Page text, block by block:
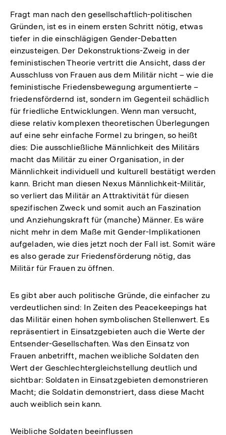
Fragt man nach den gesellschaftlich-politischen
Gründen, ist es in einem ersten Schritt nötig, etwas
tiefer in die einschlägigen Gender-Debatten
einzusteigen. Der Dekonstruktions-Zweig in der
feministischen Theorie vertritt die Ansicht, dass der
Ausschluss von Frauen aus dem Militär nicht – wie die
feministische Friedensbewegung argumentierte –
friedensfördernd ist, sondern im Gegenteil schädlich
für friedliche Entwicklungen. Wenn man versucht,
diese relativ komplexen theoretischen Überlegungen
auf eine sehr einfache Formel zu bringen, so heißt
dies: Die ausschließliche Männlichkeit des Militärs
macht das Militär zu einer Organisation, in der
Männlichkeit individuell und kulturell bestätigt werden
kann. Bricht man diesen Nexus Männlichkeit-Militär,
so verliert das Militär an Attraktivität für diesen
spezifischen Zweck und somit auch an Faszination
und Anziehungskraft für (manche) Männer. Es wäre
nicht mehr in dem Maße mit Gender-Implikationen
aufgeladen, wie dies jetzt noch der Fall ist. Somit wäre
es also gerade zur Friedensförderung nötig, das
Militär für Frauen zu öffnen.
Es gibt aber auch politische Gründe, die einfacher zu
verdeutlichen sind: In Zeiten des Peacekeepings hat
das Militär einen hohen symbolischen Stellenwert. Es
repräsentiert in Einsatzgebieten auch die Werte der
Entsender-Gesellschaften. Was den Einsatz von
Frauen anbetrifft, machen weibliche Soldaten den
Wert der Geschlechtergleichstellung deutlich und
sichtbar: Soldaten in Einsatzgebieten demonstrieren
Macht; die Soldatin demonstriert, dass diese Macht
auch weiblich sein kann.
Weibliche Soldaten beeinflussen